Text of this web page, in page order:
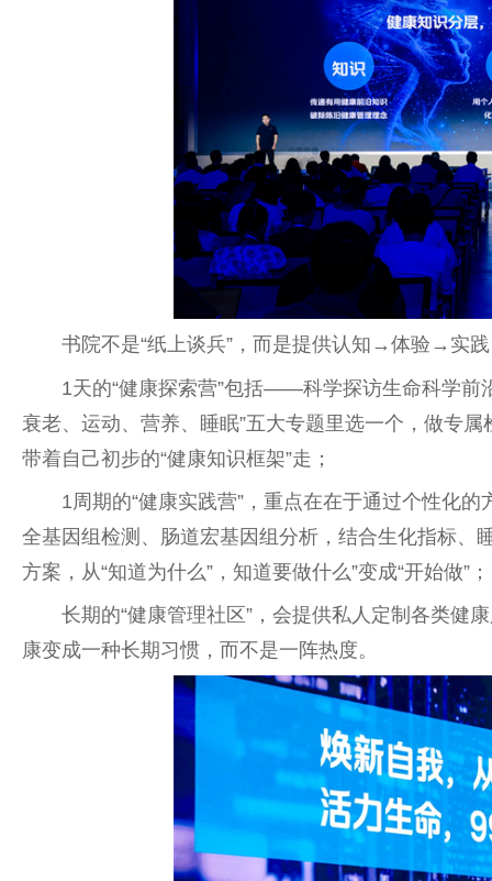
书院不是“纸上谈兵”，而是提供认知→体验→实
1天的“健康探索营”包括——科学探访生命科学前
衰老、运动、营养、睡眠”五大专题里选一个，做专
带着自己初步的“健康知识框架”走；
1周期的“健康实践营”，重点在在于通过个性化的
全基因组检测、肠道宏基因组分析，结合生化指标、
方案，从“知道为什么”，知道要做什么”变成“开始做”；
长期的“健康管理社区”，会提供私人定制各类健
康变成一种长期习惯，而不是一阵热度。